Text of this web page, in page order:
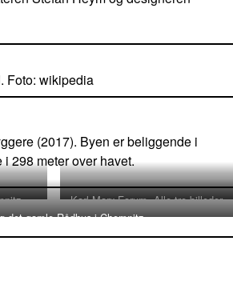
Foto: wikipedia
(2017). Byen er beliggende i
298 meter over havet.
Karl-Marx-Forum. Alle tre billeder
fra wikipedia
det gamle Rådhus i Chemnitz.